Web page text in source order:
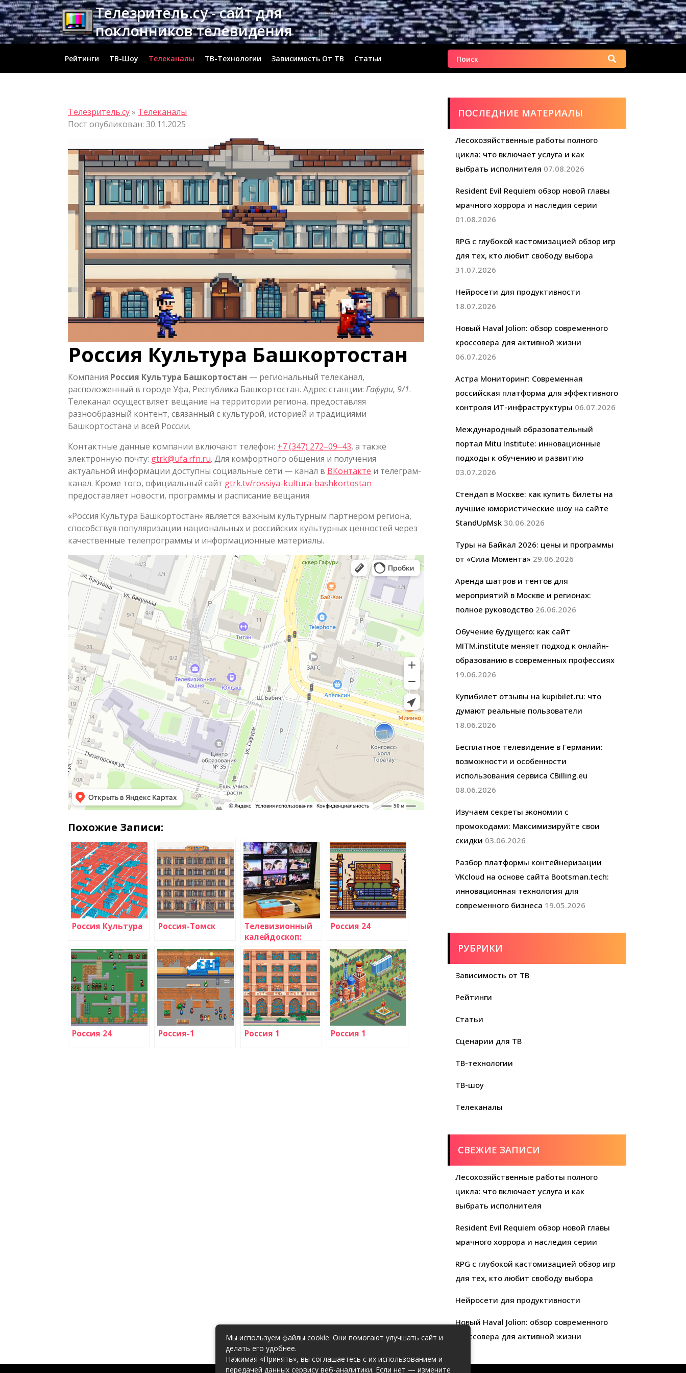
Перейти
к
содержимому
Телезритель.су - сайт для
поклонников телевидения
Рейтинги ТВ-Шоу Телеканалы ТВ-Технологии Зависимость От ТВ Статьи Найти:
Телезритель.су» Телеканалы
Пост опубликован: 30.11.2025
Россия Культура Башкортостан
Компания Россия Культура Башкортостан — региональный телеканал,
расположенный в городе Уфа, Республика Башкортостан. Адрес станции: Гафури, 9/1.
Телеканал осуществляет вещание на территории региона, предоставляя
разнообразный контент, связанный с культурой, историей и традициями
Башкортостана и всей России.
Контактные данные компании включают телефон: +7 (347) 272‒09‒43, а также
электронную почту: gtrk@ufa.rfn.ru. Для комфортного общения и получения
актуальной информации доступны социальные сети — канал в ВКонтакте и телеграм-
канал. Кроме того, официальный сайт gtrk.tv/rossiya-kultura-bashkortostan
предоставляет новости, программы и расписание вещания.
«Россия Культура Башкортостан» является важным культурным партнером региона,
способствуя популяризации национальных и российских культурных ценностей через
качественные телепрограммы и информационные материалы.
Похожие Записи:
Россия Культура Россия-Томск
Телевизионный
калейдоскоп:
искусство и
культура на
экране
Россия 24
Россия 24 Россия-1 Россия 1 Россия 1
ПОСЛЕДНИЕ МАТЕРИАЛЫ
Лесохозяйственные работы полного
цикла: что включает услуга и как
выбрать исполнителя 07.08.2026
Resident Evil Requiem обзор новой главы
мрачного хоррора и наследия серии
01.08.2026
RPG с глубокой кастомизацией обзор игр
для тех, кто любит свободу выбора
31.07.2026
Нейросети для продуктивности
18.07.2026
Новый Haval Jolion: обзор современного
кроссовера для активной жизни
06.07.2026
Астра Мониторинг: Современная
российская платформа для эффективного
контроля ИТ-инфраструктуры 06.07.2026
Международный образовательный
портал Mitu Institute: инновационные
подходы к обучению и развитию
03.07.2026
Стендап в Москве: как купить билеты на
лучшие юмористические шоу на сайте
StandUpMsk 30.06.2026
Туры на Байкал 2026: цены и программы
от «Сила Момента» 29.06.2026
Аренда шатров и тентов для
мероприятий в Москве и регионах:
полное руководство 26.06.2026
Обучение будущего: как сайт
MITM.institute меняет подход к онлайн-
образованию в современных профессиях
19.06.2026
Купибилет отзывы на kupibilet.ru: что
думают реальные пользователи
18.06.2026
Бесплатное телевидение в Германии:
возможности и особенности
использования сервиса CBilling.eu
08.06.2026
Изучаем секреты экономии с
промокодами: Максимизируйте свои
скидки 03.06.2026
Разбор платформы контейнеризации
VKcloud на основе сайта Bootsman.tech:
инновационная технология для
современного бизнеса 19.05.2026
РУБРИКИ
Зависимость от ТВ
Рейтинги
Статьи
Сценарии для ТВ
ТВ-технологии
ТВ-шоу
Телеканалы
СВЕЖИЕ ЗАПИСИ
Лесохозяйственные работы полного
цикла: что включает услуга и как
выбрать исполнителя
Resident Evil Requiem обзор новой главы
мрачного хоррора и наследия серии
RPG с глубокой кастомизацией обзор игр
для тех, кто любит свободу выбора
Нейросети для продуктивности
Новый Haval Jolion: обзор современного
кроссовера для активной жизни
Мы используем файлы cookie. Они помогают улучшать сайт и
делать его удобнее.
Нажимая «Принять», вы соглашаетесь с их использованием и
передачей данных сервису веб-аналитики. Если нет — измените